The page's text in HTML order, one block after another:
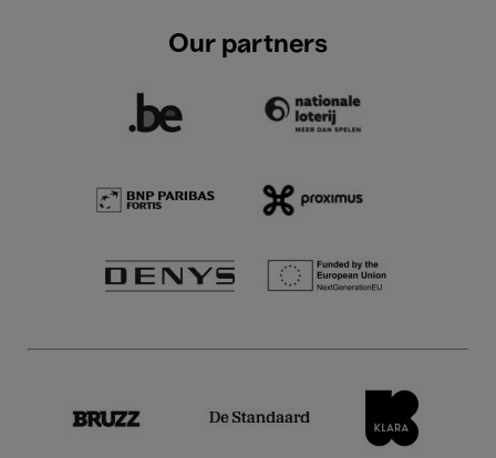
Our partners